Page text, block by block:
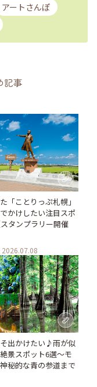
アートさんぽ
記事
「ことりっぷ札幌」
かけしたい注目スポ
タンプラリー開催
2026.07.08
出かけたい♪雨が似
景スポット6選～モ
秘的な青の参道まで